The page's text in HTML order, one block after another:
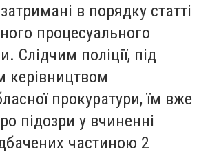
в порядку статті
процесуального
Слідчим поліції, під
керівництвом
прокуратури, їм вже
підозри у вчиненні
частиною 2